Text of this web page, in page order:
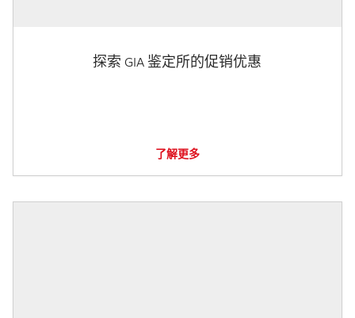
探索 GIA 鉴定所的促销优惠
了解更多